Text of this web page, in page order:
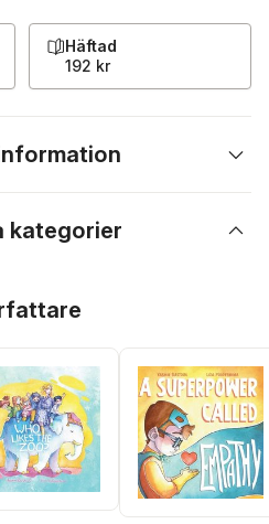
Häftad
192 kr
kategorier